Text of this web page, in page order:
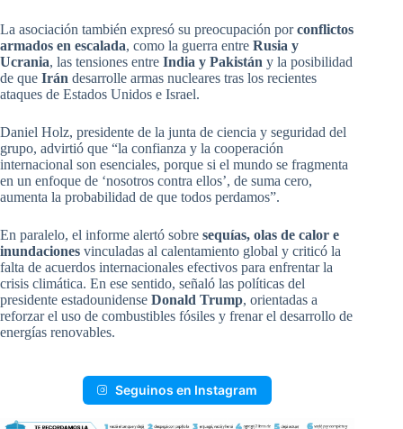
La asociación también expresó su preocupación porconflictos
armados en escalada, como la guerra entre Rusia y
Ucrania, las tensiones entre India y Pakistán y la posibilidad
de que Irán desarrolle armas nucleares tras los recientes
ataques de Estados Unidos e Israel.
Daniel Holz, presidente de la junta de ciencia y seguridad del
grupo, advirtió que “la confianza y la cooperación
internacional son esenciales, porque si el mundo se fragmenta
en un enfoque de ‘nosotros contra ellos’, de suma cero,
aumenta la probabilidad de que todos perdamos”.
En paralelo, el informe alertó sobre sequías, olas de calor e
inundaciones vinculadas al calentamiento global y criticó la
falta de acuerdos internacionales efectivos para enfrentar la
crisis climática. En ese sentido, señaló las políticas del
presidente estadounidense Donald Trump, orientadas a
reforzar el uso de combustibles fósiles y frenar el desarrollo de
energías renovables.
Seguinos en Instagram